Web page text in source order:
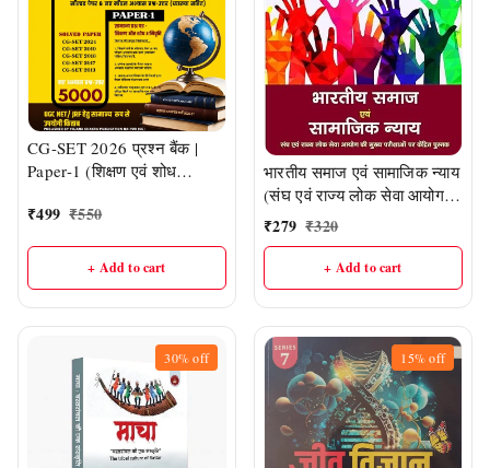
CG-SET 2026 प्रश्न बैंक |
Paper-1 (शिक्षण एवं शोध
अभ्यास प्रश्न-उत्तर | Solved
₹499 ₹550
+ Add to cart
भारतीय समाज एवं सामाजिक न्याय
(संघ एवं राज्य लोक सेवा आयोग
की मुख्य परीक्षाओं पर केंद्रित) |
₹279 ₹320
+ Add to cart
30%off 15%off